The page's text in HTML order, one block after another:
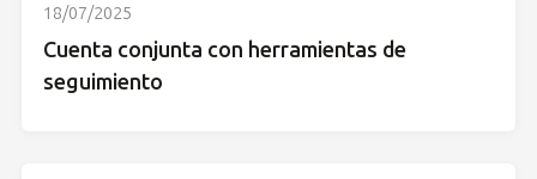
18/07/2025
Cuenta conjunta con herramientas de
seguimiento